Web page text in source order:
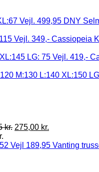
DNY
Cassiopeia
kr. 275,00 kr.
Vanting